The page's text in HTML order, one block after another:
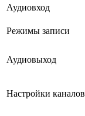
Аудиовход
Режимы записи
Аудиовыход
Настройки каналов